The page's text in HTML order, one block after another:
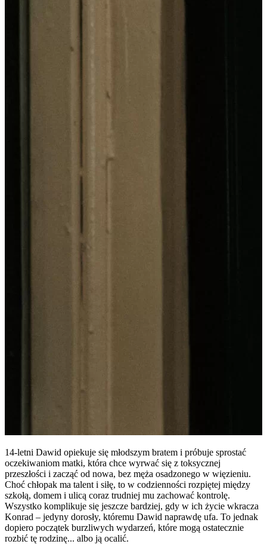
14-letni Dawid opiekuje się młodszym bratem i próbuje sprostać
oczekiwaniom matki, która chce wyrwać się z toksycznej
przeszłości i zacząć od nowa, bez męża osadzonego w więzieniu.
Choć chłopak ma talent i siłę, to w codzienności rozpiętej między
szkołą, domem i ulicą coraz trudniej mu zachować kontrolę.
Wszystko komplikuje się jeszcze bardziej, gdy w ich życie wkracza
Konrad – jedyny dorosły, któremu Dawid naprawdę ufa. To jednak
dopiero początek burzliwych wydarzeń, które mogą ostatecznie
rozbić tę rodzinę... albo ją ocalić.